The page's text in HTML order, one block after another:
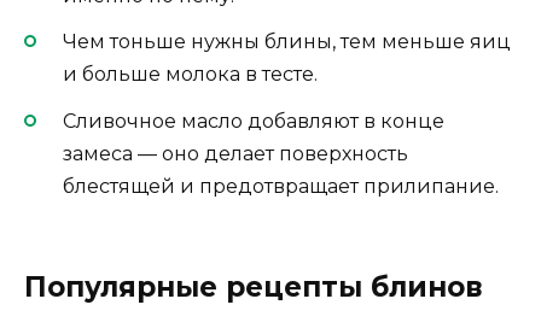
Чем тоньше нужны блины, тем меньше яиц
и больше молока в тесте.
Сливочное масло добавляют в конце
замеса — оно делает поверхность
блестящей и предотвращает прилипание.
Популярные рецепты блинов